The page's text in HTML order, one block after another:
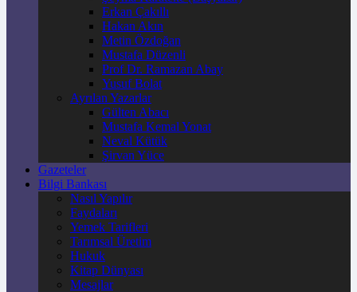
Erkan Çakıllı
Hakan Akın
Metin Özdoğan
Mustafa Düzenli
Prof Dr. Ramazan Abay
Yusuf Bolat
Ayrılan Yazarlar
Gülten Abacı
Mustafa Kemal Yonat
Neval Kütük
Şirvan Yüce
Gazeteler
Bilgi Bankası
Nasıl Yapılır
Faydaları
Yemek Tarifleri
Tarımsal Üretim
Hukuk
Kitap Dünyası
Mesajlar